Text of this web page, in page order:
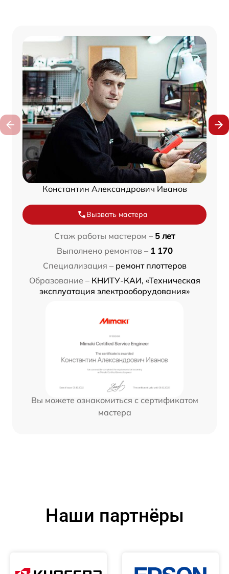
Константин Александрович Иванов
Вызвать мастера
Стаж работы мастером – 5 лет
Выполнено ремонтов – 1 170
Специализация – ремонт плоттеров
Образование – КНИТУ-КАИ, «Техническая
эксплуатация электрооборудования»
Вы можете ознакомиться с сертификатом
мастера
Наши партнёры